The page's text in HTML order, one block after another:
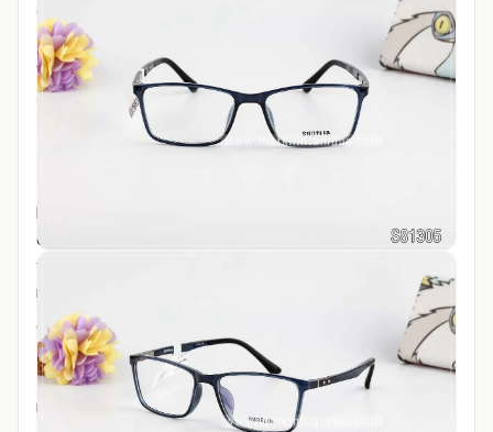
chạm vận động thể thao hay tai nạn mà gây tổn thương
đến mắt hay da mặt.
Với cấu trúc phân tử đặc thù của
TR90, những sản phẩm
được làm bởiTR90
không dễ bị biến dạng và có độ bền
lượng chỉ bằng 50% của chất liệu nhựa cường lực, vì là
chất liệu nhẹ nên giảm tối đa áp lực đề lên sống mũi và
vành tai, mang lại cảm giác cực kì thoải mái cho những
người thường xuyên phải đeo kính.
Gọng kính với chất liệu nhựa
có kiểu dáng, kích
thướng, màu sắc cực kì đa dạng cùng với thiết kế trẻ
trung, phong cách tạo sự thanh thoát cho khuôn mặt
người sử dụng.